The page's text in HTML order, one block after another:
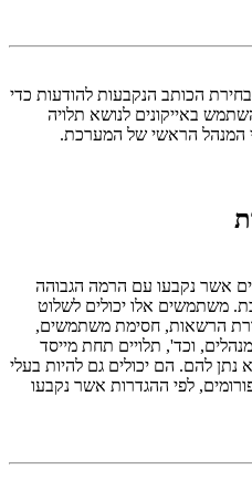
הכותב הנקבעות להודעות כדי
באייקונים לנושא תלויה
המנהל הראשי של המערכת.
אשר נקבעו עם הרמה הגבוהה
משתמשים אלו יכולים לשלוט
הרשאות, חסימת משתמשים,
וכד', תלויים תחת מייסד
להם. הם יכולים גם להיות בעלי
לפי ההגדרות אשר נקבעו